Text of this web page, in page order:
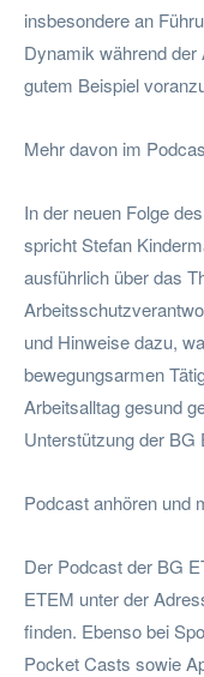
insbesondere an
Dynamik während
gutem Beispiel
Mehr davon im
In der neuen Folge
spricht Stefan
ausführlich über das
und Hinweise dazu,
bewegungsarmen
Arbeitsalltag gesund
Unterstützung der BG
Podcast anhören und
Der Podcast der BG
ETEM unter der
finden. Ebenso bei
Pocket Casts sowie